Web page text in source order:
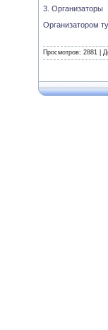
3. Организаторы
Организатором
Просмотров: 2881 |